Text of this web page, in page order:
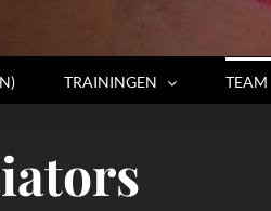
TRAININGEN TEAM